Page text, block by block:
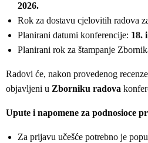
2026.
Rok za dostavu cjelovitih radova
Planirani datumi konferencije: 18.
Planirani rok za štampanje
Radovi će, nakon provedenog
objavljeni u Zborniku radova
Upute i napomene za podnosioce
Za prijavu učešće potrebno je